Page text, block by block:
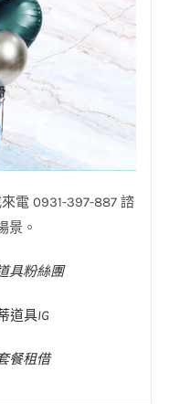
電 0931-397-887 諮
景。
具粉絲團
道具IG
餐租借